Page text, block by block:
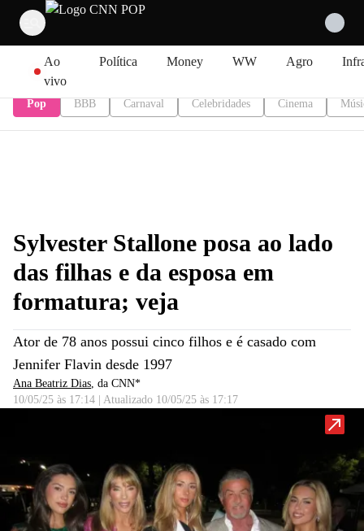
Ao
vivo
Política Money WW Agro
Pop BBB Carnaval Celebridades Cinema
Sylvester Stallone posa ao lado
das filhas e da esposa em
formatura; veja
Ator de 78 anos possui cinco filhos e é casado com
Jennifer Flavin desde 1997
Ana Beatriz Dias, da CNN*
10/05/25 às 17:14
Atualizado 10/05/25 às 17:17